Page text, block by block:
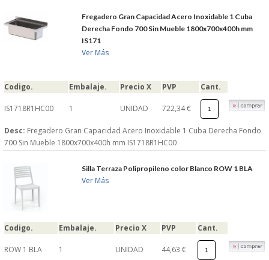
Fregadero Gran Capacidad Acero Inoxidable 1 Cuba
Derecha Fondo 700 Sin Mueble 1800x700x400h mm
IS171
Ver Más
Codigo. Embalaje. Precio X PVP Cant.
IS1718R1HC00 1 UNIDAD 722,34 €
Desc: Fregadero Gran Capacidad Acero Inoxidable 1 Cuba Derecha Fondo
700 Sin Mueble 1800x700x400h mm IS1718R1HC00
Silla Terraza Polipropileno color Blanco ROW 1 BLA
Ver Más
Codigo. Embalaje. Precio X PVP Cant.
ROW 1 BLA 1 UNIDAD 44,63 €